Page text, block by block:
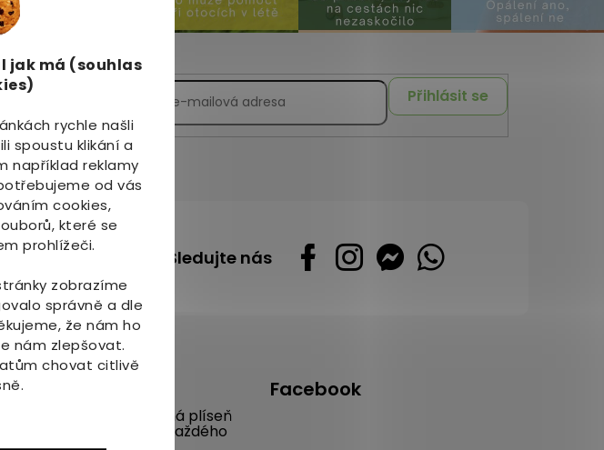
jak má (souhlas
rychle našli
spoustu klikání a
například reklamy
od vás
cookies,
které se
prohlížeči.
zobrazíme
správně a dle
že nám ho
nám zlepšovat.
chovat citlivě
Přihlásit se
220
Sledujte nás
Blog
Mykóza aneb nepříjemná plíseň
na nohou umí potrápit každého
Facebook